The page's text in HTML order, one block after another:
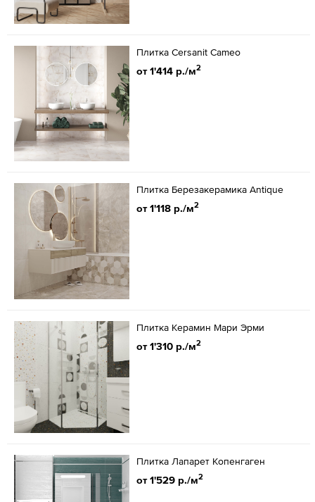
Плитка Cersanit Cameo
от 1'414 р./м2
Плитка Березакерамика Antique
от 1'118 р./м2
Плитка Керамин Мари Эрми
от 1'310 р./м2
Плитка Лапарет Копенгаген
от 1'529 р./м2